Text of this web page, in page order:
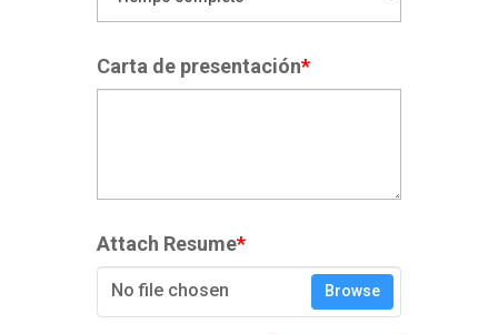
Carta de presentación*
Attach Resume*
No file chosen Browse